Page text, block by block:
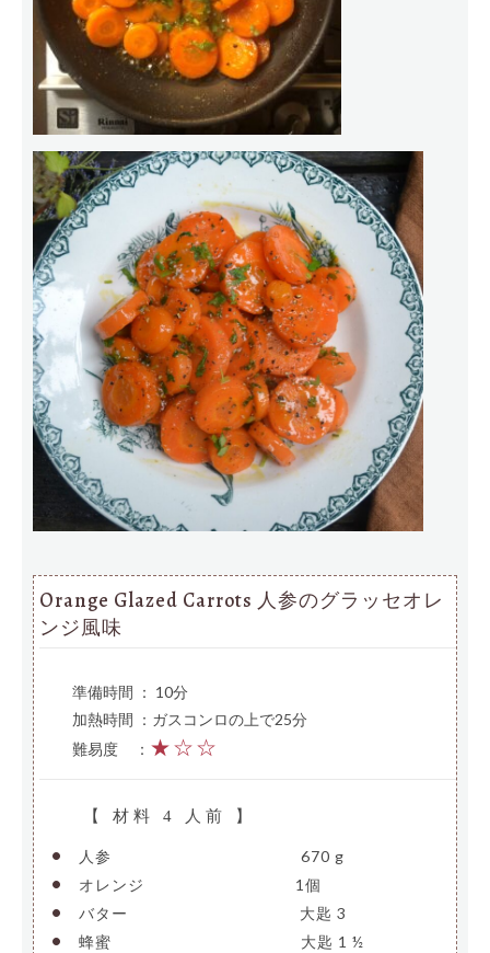
Orange Glazed Carrots 人参のグラッセオレ
ンジ風味
準備時間 ： 10分
加熱時間 ：ガスコンロの上で25分
難易度
： ★☆☆
【 材料 4 人前 】
• 人参 670 g
• オレンジ 1個
• バター 大匙 3
• 蜂蜜 大匙 1 ½